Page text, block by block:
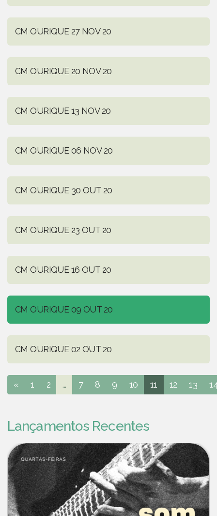
CM OURIQUE 27 NOV 20
CM OURIQUE 20 NOV 20
CM OURIQUE 13 NOV 20
CM OURIQUE 06 NOV 20
CM OURIQUE 30 OUT 20
CM OURIQUE 23 OUT 20
CM OURIQUE 16 OUT 20
CM OURIQUE 09 OUT 20
CM OURIQUE 02 OUT 20
« 1 2 ... 7 8 9 10 11 12 13
Lançamentos Recentes